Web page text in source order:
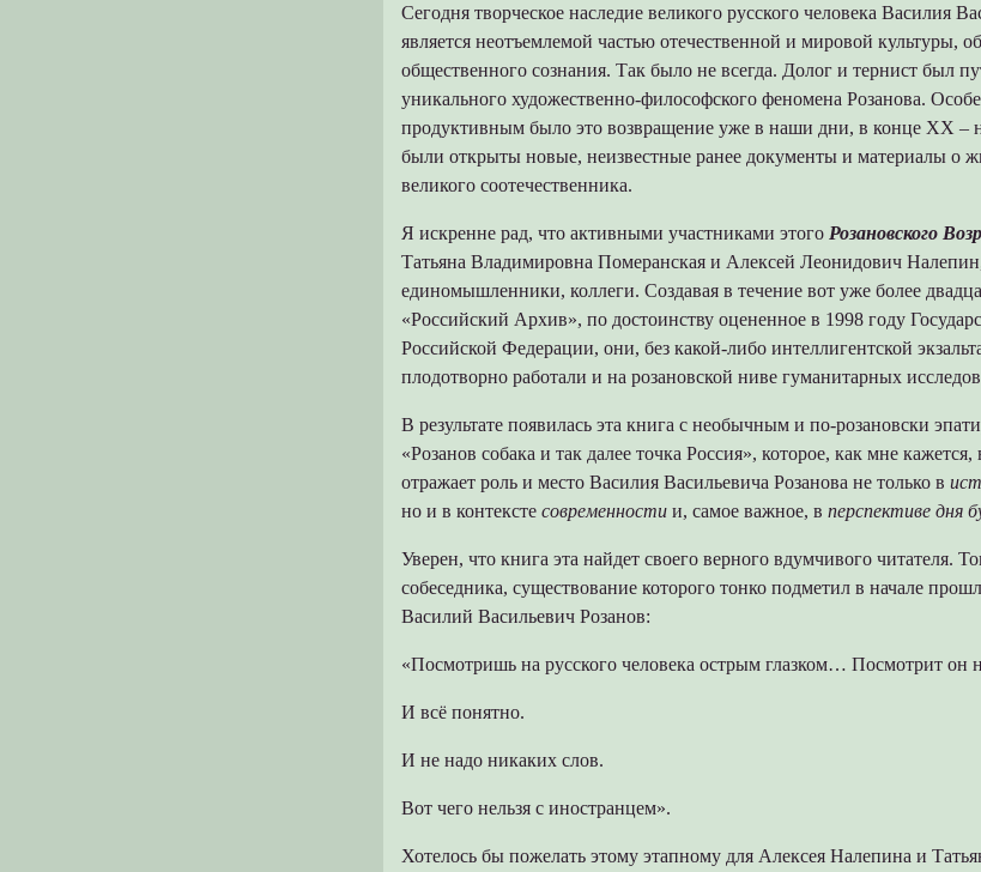
Сегодня творческое наследие великого русского человека Василия
является неотъемлемой частью отечественной и мировой культуры,
общественного сознания. Так было не всегда. Долог и тернист был
уникального художественно-философского феномена Розанова.
продуктивным было это возвращение уже в наши дни, в конце XX –
были открыты новые, неизвестные ранее документы и материалы о
великого соотечественника.
Я искренне рад, что активными участниками этого Розановского
Татьяна Владимировна Померанская и Алексей Леонидович
единомышленники, коллеги. Создавая в течение вот уже более
«Российский Архив», по достоинству оцененное в 1998 году
Российской Федерации, они, без какой-либо интеллигентской
плодотворно работали и на розановской ниве гуманитарных
В результате появилась эта книга с необычным и по-розановски
«Розанов собака и так далее точка Россия», которое, как мне
отражает роль и место Василия Васильевича Розанова не только в
но и в контекстесовременности и, самое важное, вперспективе дня
Уверен, что книга эта найдет своего верного вдумчивого читателя.
собеседника, существование которого тонко подметил в начале
Василий Васильевич Розанов:
«Посмотришь на русского человека острым глазком… Посмотрит он
И всё понятно.
И не надо никаких слов.
Вот чего нельзя с иностранцем».
Хотелось бы пожелать этому этапному для Алексея Налепина и